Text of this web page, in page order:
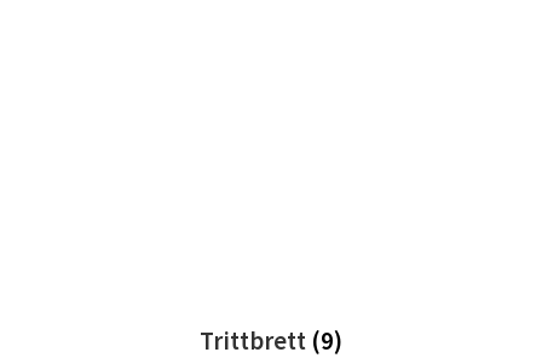
Trittbrett (9)